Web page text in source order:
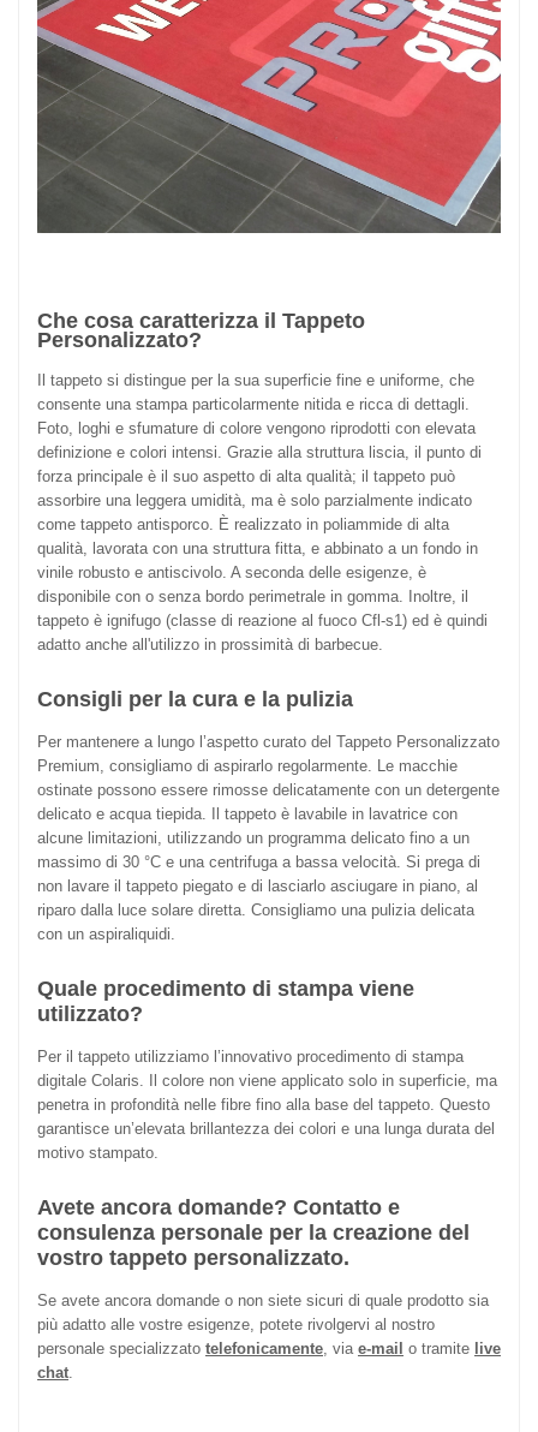
Che cosa caratterizza il Tappeto
Personalizzato?
Il tappeto si distingue per la sua superficie fine e uniforme, che
consente una stampa particolarmente nitida e ricca di dettagli.
Foto, loghi e sfumature di colore vengono riprodotti con elevata
definizione e colori intensi. Grazie alla struttura liscia, il punto di
forza principale è il suo aspetto di alta qualità; il tappeto può
assorbire una leggera umidità, ma è solo parzialmente indicato
come tappeto antisporco. È realizzato in poliammide di alta
qualità, lavorata con una struttura fitta, e abbinato a un fondo in
vinile robusto e antiscivolo. A seconda delle esigenze, è
disponibile con o senza bordo perimetrale in gomma. Inoltre, il
tappeto è ignifugo (classe di reazione al fuoco Cfl-s1) ed è quindi
adatto anche all'utilizzo in prossimità di barbecue.
Consigli per la cura e la pulizia
Per mantenere a lungo l’aspetto curato del Tappeto Personalizzato
Premium, consigliamo di aspirarlo regolarmente. Le macchie
ostinate possono essere rimosse delicatamente con un detergente
delicato e acqua tiepida. Il tappeto è lavabile in lavatrice con
alcune limitazioni, utilizzando un programma delicato fino a un
massimo di 30 °C e una centrifuga a bassa velocità. Si prega di
non lavare il tappeto piegato e di lasciarlo asciugare in piano, al
riparo dalla luce solare diretta. Consigliamo una pulizia delicata
con un aspiraliquidi.
Quale procedimento di stampa viene
utilizzato?
Per il tappeto utilizziamo l’innovativo procedimento di stampa
digitale Colaris. Il colore non viene applicato solo in superficie, ma
penetra in profondità nelle fibre fino alla base del tappeto. Questo
garantisce un’elevata brillantezza dei colori e una lunga durata del
motivo stampato.
Avete ancora domande? Contatto e
consulenza personale per la creazione del
vostro tappeto personalizzato.
Se avete ancora domande o non siete sicuri di quale prodotto sia
più adatto alle vostre esigenze, potete rivolgervi al nostro
personale specializzato telefonicamente, via e-mail o tramite live
chat.